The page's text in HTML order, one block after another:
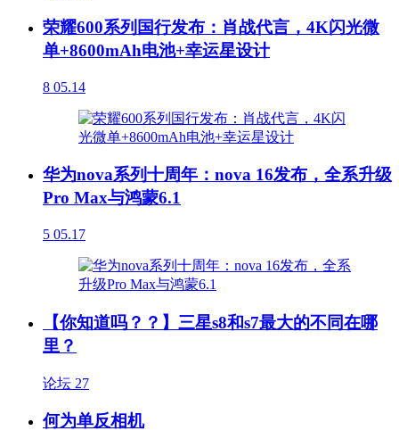
荣耀600系列国行发布：肖战代言，4K闪光微
单+8600mAh电池+幸运星设计
8 05.14
华为nova系列十周年：nova 16发布，全系升级
Pro Max与鸿蒙6.1
5 05.17
【你知道吗？？】三星s8和s7最大的不同在哪
里？
论坛 27
何为单反相机